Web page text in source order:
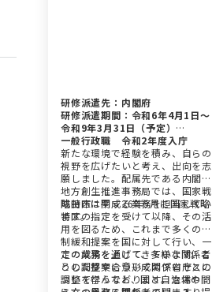
研修派遣先：内閣府
研修派遣期間：令和6年4月1日～
令和9年3月31日（予定）
一般行政職 令和2年度入庁
新たな環境で経験を積み、自らの
視野を広げたいと考え、出向を志
願しました。配属先である内閣府
地方創生推進事務局では、国家戦
略特区に関する業務を担当してい
ます。
成田市は平成26年5月に国家戦略
特区の指定を受けて以降、その活
用を図るため、これまで多くの規
制緩和提案を国に対して行い、一
定の成果を上げてきています。こ
うした提案について関係省庁との
調整を行うなど、国と自治体の間
この業務を通じて、多様な関係者
との調整や合意形成のプロセスに
ついて学んでおります。立場や考